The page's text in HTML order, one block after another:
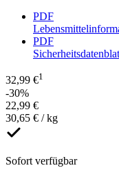
PDF
PDF
32,99 €1
-30%
22,99 €
30,65 € / kg
Sofort verfügbar